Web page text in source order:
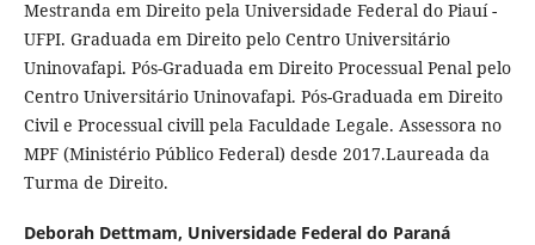
Mestranda em Direito pela Universidade Federal do Piauí -
UFPI. Graduada em Direito pelo Centro Universitário
Uninovafapi. Pós-Graduada em Direito Processual Penal pelo
Centro Universitário Uninovafapi. Pós-Graduada em Direito
Civil e Processual civill pela Faculdade Legale. Assessora no
MPF (Ministério Público Federal) desde 2017.Laureada da
Turma de Direito.
Deborah Dettmam, Universidade Federal do Paraná